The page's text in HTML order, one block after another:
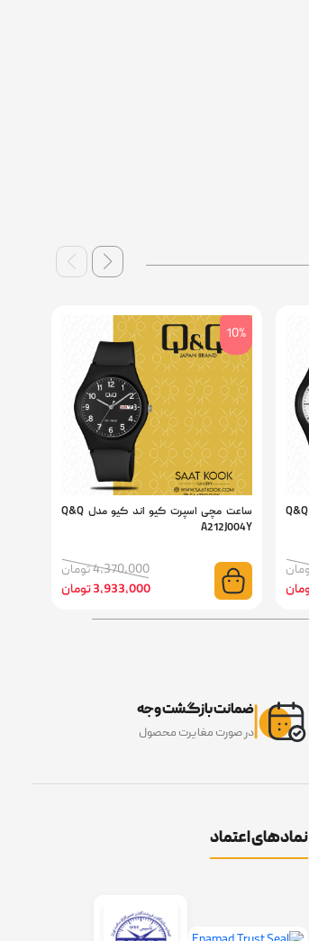
ساعت مچی اسپرت کیو اند کیو مدل Q&Q
10%
ساعت مچی اسپرت کیو اند کیو مدل Q&Q
A212J004Y
4,370,000 تومان
3,933,000 تومان
ضمانت بازگشت وجه
در صورت مغایرت محصول
نمادهای اعتماد